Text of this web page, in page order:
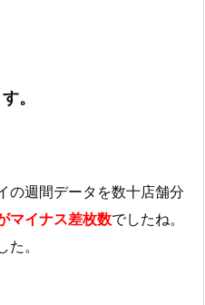
。
の週間データを数十店舗分
マイナス差枚数でしたね。
。